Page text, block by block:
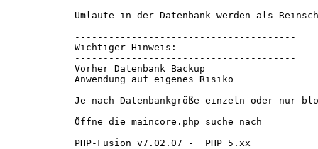
Umlaute in der Datenbank werden als
---------------------------------------
Wichtiger Hinweis:
---------------------------------------
Vorher Datenbank Backup
Anwendung auf eigenes Risiko
Je nach Datenbankgröße einzeln oder nur
Öffne die maincore.php suche nach
---------------------------------------
PHP-Fusion v7.02.07 - PHP 5.xx